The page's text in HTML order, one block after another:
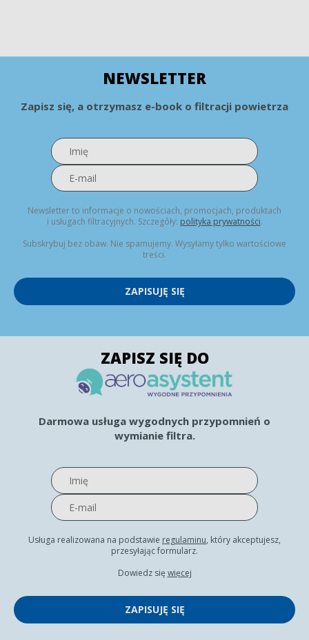
NEWSLETTER
Zapisz się, a otrzymasz e-book o filtracji powietrza
Newsletter to informacje o nowościach, promocjach, produktach
i usługach filtracyjnych. Szczegóły: polityka prywatności.
Subskrybuj bez obaw. Nie spamujemy. Wysyłamy tylko wartościowe
treści.
ZAPISUJĘ SIĘ
ZAPISZ SIĘ DO
Darmowa usługa wygodnych przypomnień o
wymianie filtra.
Usługa realizowana na podstawie regulaminu, który akceptujesz,
przesyłając formularz.
Dowiedz się więcej
ZAPISUJĘ SIĘ